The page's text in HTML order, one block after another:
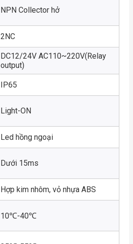
NPN Collector hở
2NC
DC12/24V AC110~220V(Relay
output)
IP65
Light-ON
Led hồng ngoại
Dưới 15ms
Hợp kim nhôm, vỏ nhựa ABS
10℃-40℃